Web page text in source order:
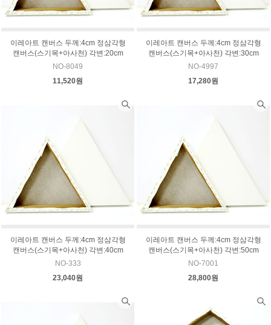
이레아트 캔버스 두께:4cm 정삼각형
캔버스(스기목+아사천) 각변:20cm
NO-8049
11,520원
이레아트 캔버스 두께:4cm 정삼각형
캔버스(스기목+아사천) 각변:30cm
NO-4997
17,280원
이레아트 캔버스 두께:4cm 정삼각형
캔버스(스기목+아사천) 각변:40cm
NO-333
23,040원
이레아트 캔버스 두께:4cm 정삼각형
캔버스(스기목+아사천) 각변:50cm
NO-7001
28,800원